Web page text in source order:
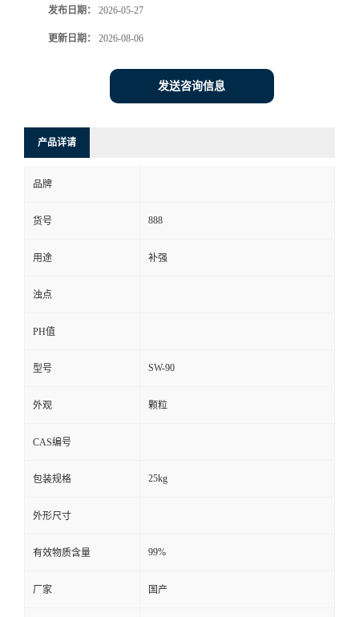
发布日期： 2026-05-27
更新日期： 2026-08-06
发送咨询信息
产品详请
品牌
货号 888
用途 补强
浊点
PH值
型号 SW-90
外观 颗粒
CAS编号
包装规格 25kg
外形尺寸
有效物质含量 99%
厂家 国产